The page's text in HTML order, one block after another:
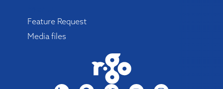
Feature Request
Media files